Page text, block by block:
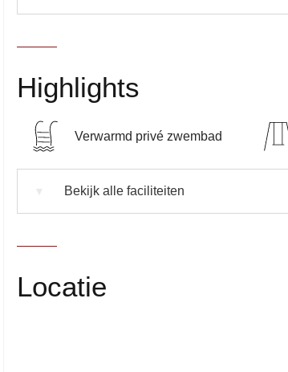
Highlights
Verwarmd privé zwembad
Bekijk alle faciliteiten
Locatie